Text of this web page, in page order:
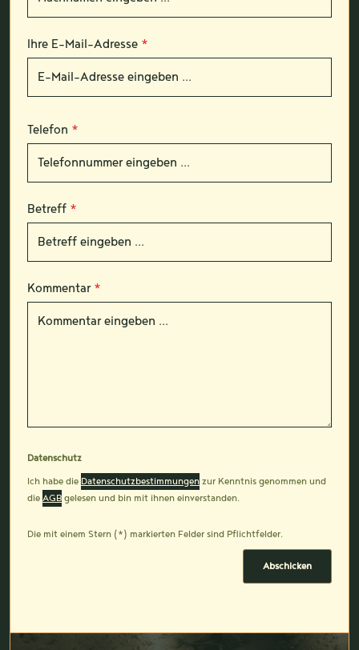
Ihre E-Mail-Adresse *
Telefon *
Betreff *
Kommentar *
Datenschutz
Ich habe die Datenschutzbestimmungen zur Kenntnis genommen und
die AGB gelesen und bin mit ihnen einverstanden.
Die mit einem Stern (*) markierten Felder sind Pflichtfelder.
Abschicken